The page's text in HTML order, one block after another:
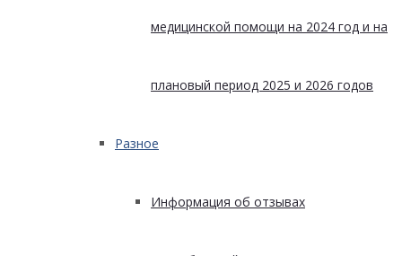
медицинской помощи на 2024 год и на
плановый период 2025 и 2026 годов
Разное
Информация об отзывах